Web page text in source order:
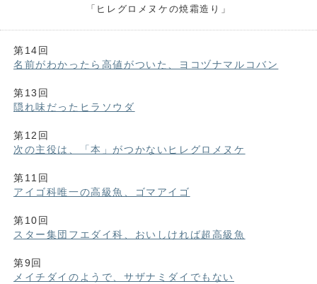
「ヒレグロメヌケの焼霜造り」
第14回
名前がわかったら高値がついた、ヨコヅナマルコバン
第13回
隠れ味だったヒラソウダ
第12回
次の主役は、「本」がつかないヒレグロメヌケ
第11回
アイゴ科唯一の高級魚、ゴマアイゴ
第10回
スター集団フエダイ科、おいしければ超高級魚
第9回
メイチダイのようで、サザナミダイでもない